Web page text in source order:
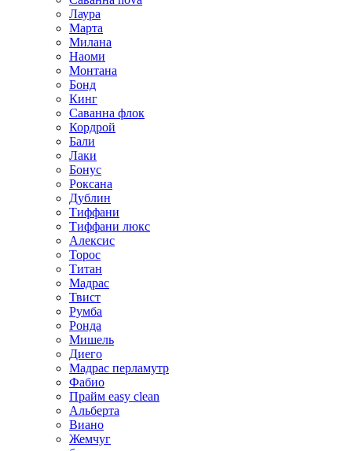
Лаура
Марта
Милана
Наоми
Монтана
Бонд
Кинг
Саванна флок
Кордрой
Бали
Лаки
Бонус
Роксана
Дублин
Тиффани
Тиффани люкс
Алексис
Торос
Титан
Мадрас
Твист
Румба
Ронда
Мишель
Диего
Мадрас перламутр
Фабио
Прайм easy clean
Альберта
Виано
Жемчуг